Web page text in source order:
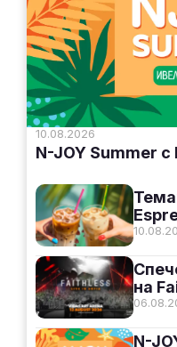
10.08.2026
N-JOY Summer
на
N-